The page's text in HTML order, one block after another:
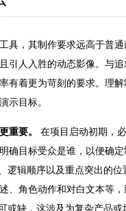
具，其制作要求远高于普
引人入胜的动态影像。与
有着更为苛刻的要求。理
示目标。
重要。
在项目启动初期，
确目标受众是谁，以便确
逻辑顺序以及重点突出的位
、角色动作和对白文本等
或缺，这涉及为复杂产品